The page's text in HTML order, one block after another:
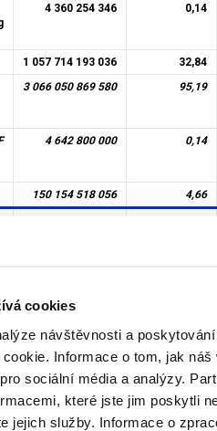
cookies
návštěvnosti a
Informace o tom, jak náš
sociální média a analýzy.
které jste jim poskytli
jejich služby. Informace o
4 360 254 346 0,14
1 057 714 193 036
32,84
3 066 050 869 580 95,19
4 642 800 000 0,14
150 154 518 056 4,66
the central bank sector is
collateral within the lending
of securities (lending of
Dealers) and liquidity
nominal value of these